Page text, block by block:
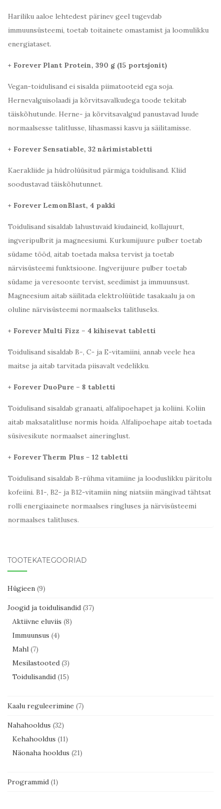
Hariliku aaloe lehtedest pärinev geel tugevdab
immuunsüsteemi, toetab toitainete omastamist ja loomulikku
energiataset.
+ Forever Plant Protein, 390 g (15 portsjonit)
Vegan-toidulisand ei sisalda piimatooteid ega soja.
Hernevalguisolaadi ja kõrvitsavalkudega toode tekitab
täiskõhutunde. Herne- ja kõrvitsavalgud panustavad luude
normaalsesse talitlusse, lihasmassi kasvu ja säilitamisse.
+ Forever Sensatiable, 32 närimistabletti
Kaerakliide ja hüdrolüüsitud pärmiga toidulisand. Kliid
soodustavad täiskõhutunnet.
+ Forever LemonBlast, 4 pakki
Toidulisand sisaldab lahustuvaid kiudaineid, kollajuurt,
ingveripulbrit ja magneesiumi. Kurkumijuure pulber toetab
südame tööd, aitab toetada maksa tervist ja toetab
närvisüsteemi funktsioone. Ingverijuure pulber toetab
südame ja veresoonte tervist, seedimist ja immuunsust.
Magneesium aitab säilitada elektrolüütide tasakaalu ja on
oluline närvisüsteemi normaalseks talitluseks.
+ Forever Multi Fizz – 4 kihisevat tabletti
Toidulisand sisaldab B-, C- ja E-vitamiini, annab veele hea
maitse ja aitab tarvitada piisavalt vedelikku.
+ Forever DuoPure – 8 tabletti
Toidulisand sisaldab granaati, alfalipoehapet ja koliini. Koliin
aitab maksatalitluse normis hoida. Alfalipoehape aitab toetada
süsivesikute normaalset aineringlust.
+ Forever Therm Plus – 12 tabletti
Toidulisand sisaldab B-rühma vitamiine ja looduslikku päritolu
kofeiini. B1-, B2- ja B12-vitamiin ning niatsiin mängivad tähtsat
rolli energiaainete normaalses ringluses ja närvisüsteemi
normaalses talitluses.
TOOTEKATEGOORIAD
Hügieen (9)
Joogid ja toidulisandid (37)
Aktiivne eluviis (8)
Immuunsus (4)
Mahl (7)
Mesilastooted (3)
Toidulisandid (15)
Kaalu reguleerimine (7)
Nahahooldus (32)
Kehahooldus (11)
Näonaha hooldus (21)
Programmid (1)